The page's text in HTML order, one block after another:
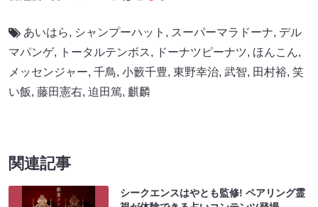
あいはら, シャンプーハット , スーパーマラドーナ, デル
マパンゲ, トータルテンボス, ドーナツピーナツ, ほんこん,
メッセンジャー, 千鳥, 小籔千豊, 東野幸治, 武智, 田村裕, 笑
い飯, 藤田憲右, 迫田篤, 麒麟
関連記事
シークエンスはやとも監修! ペアリング霊